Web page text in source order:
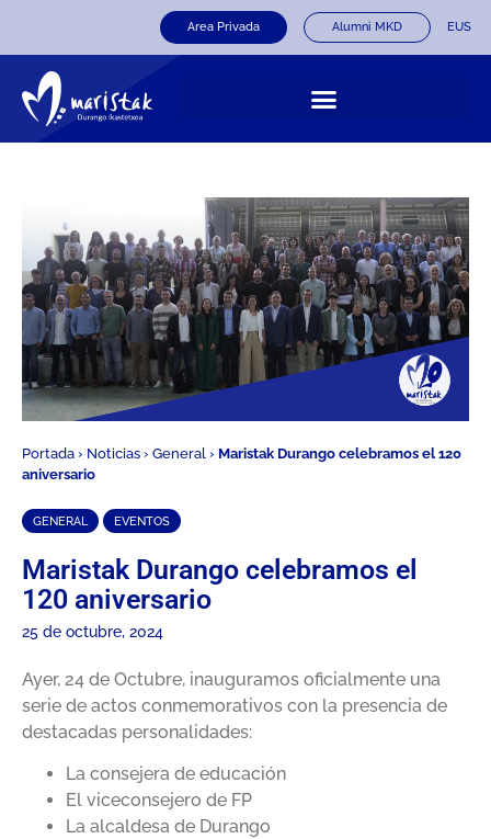
Area Privada Alumni MKD EUS
Portada › Noticias › General › Maristak Durango celebramos el 120
aniversario
GENERAL EVENTOS
Maristak Durango celebramos el
120 aniversario
25 de octubre, 2024
Ayer, 24 de Octubre, inauguramos oficialmente una
serie de actos conmemorativos con la presencia de
destacadas personalidades:
La consejera de educación
El viceconsejero de FP
La alcaldesa de Durango